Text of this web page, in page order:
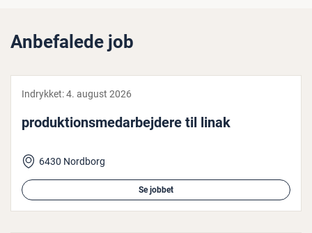
Anbefalede job
Indrykket:4. august 2026
pro­duk­tions­me­d­ar­bej­de­re til linak
6430 Nordborg
Se jobbet